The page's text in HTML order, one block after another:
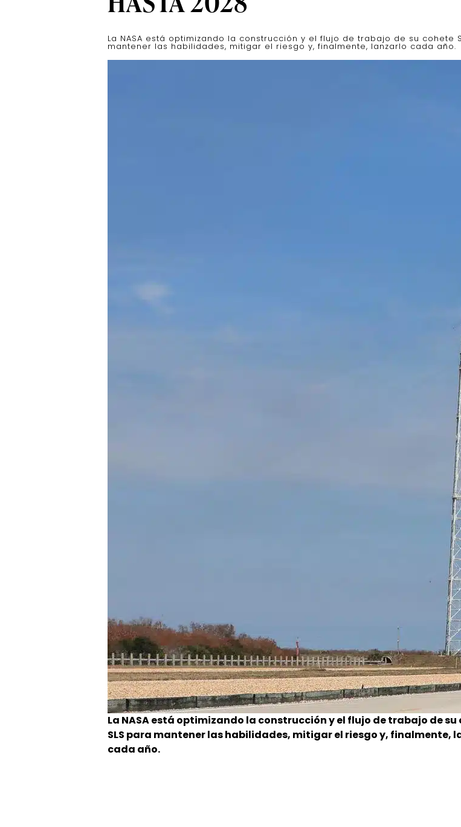
La NASA está optimizando la construcción y el flujo de trabajo de su cohete
mantener las habilidades, mitigar el riesgo y, finalmente, lanzarlo cada año.
La NASA está optimizando la construcción y el flujo de trabajo de su
SLS para mantener las habilidades, mitigar el riesgo y, finalmente,
cada año.